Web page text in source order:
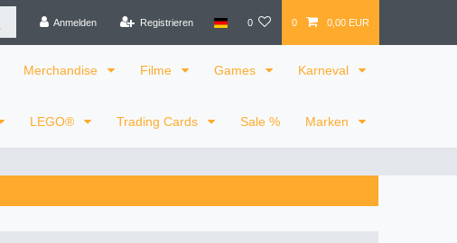
Anmelden Registrieren 0 0 0,00 EUR
Merchandise Filme Games Karneval
LEGO® Trading Cards Sale % Marken